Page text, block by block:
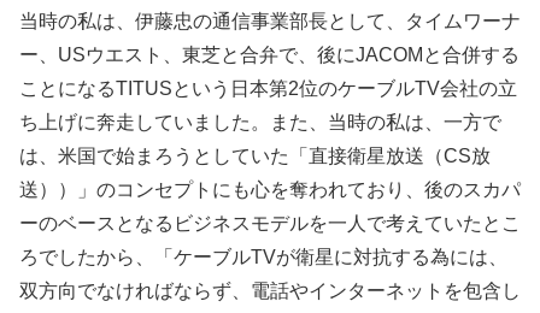
当時の私は、伊藤忠の通信事業部長として、タイムワーナ
ー、USウエスト、東芝と合弁で、後にJACOMと合併する
ことになるTITUSという日本第2位のケーブルTV会社の立
ち上げに奔走していました。また、当時の私は、一方で
は、米国で始まろうとしていた「直接衛星放送（CS放
送））」のコンセプトにも心を奪われており、後のスカパ
ーのベースとなるビジネスモデルを一人で考えていたとこ
ろでしたから、「ケーブルTVが衛星に対抗する為には、
双方向でなければならず、電話やインターネットを包含し